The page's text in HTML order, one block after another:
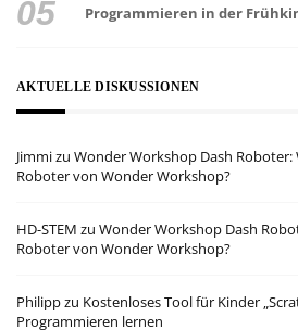
Programmieren in der
AKTUELLE DISKUSSIONEN
Jimmizu Wonder Workshop Dash Roboter:
Roboter von Wonder Workshop?
HD-STEM zu Wonder Workshop Dash
Roboter von Wonder Workshop?
Philippzu Kostenloses Tool für Kinder
Programmieren lernen